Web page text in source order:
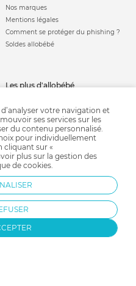
Nos marques
Mentions légales
Comment se protéger du phishing ?
Soldes allobébé
les plus d'allobébé
Infos conseils
Jeux concours
Valise de maternité
Parrainage
Paiement sécurisé
Charte qualité
votre navigation et
ses services sur les
du contenu personnalisé.
pour individuellement
cliquant sur «
plus sur la gestion des
de cookies.